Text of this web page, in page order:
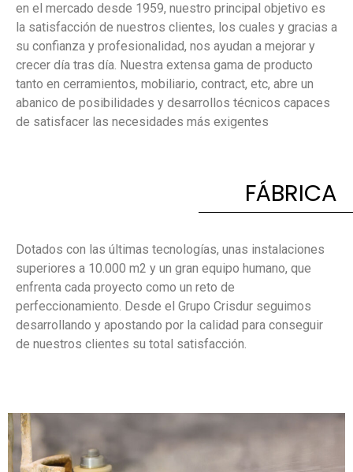
en el mercado desde 1959, nuestro principal objetivo es
la satisfacción de nuestros clientes, los cuales y gracias a
su confianza y profesionalidad, nos ayudan a mejorar y
crecer día tras día. Nuestra extensa gama de producto
tanto en cerramientos, mobiliario, contract, etc, abre un
abanico de posibilidades y desarrollos técnicos capaces
de satisfacer las necesidades más exigentes
FÁBRICA
Dotados con las últimas tecnologías, unas instalaciones
superiores a 10.000 m2 y un gran equipo humano, que
enfrenta cada proyecto como un reto de
perfeccionamiento. Desde el Grupo Crisdur seguimos
desarrollando y apostando por la calidad para conseguir
de nuestros clientes su total satisfacción.